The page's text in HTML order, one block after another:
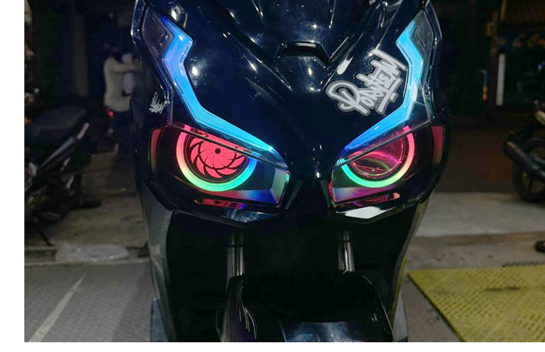
– Đèn bi cầu xe máy là loại đèn pha có hiệu suất cao, sử dụng một thấu kính hội tụ để tăng độ chụm sáng, từ đó nâng
năng chiếu xa của đèn.